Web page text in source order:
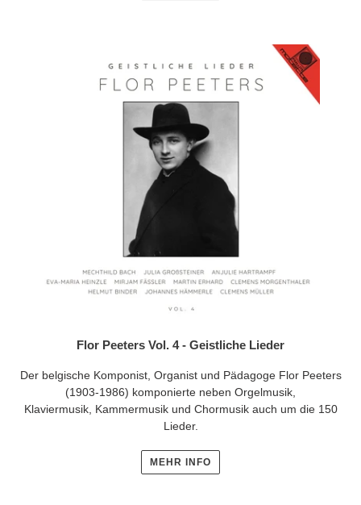
Flor Peeters Vol. 4 - Geistliche Lieder
Der belgische Komponist, Organist und Pädagoge Flor Peeters
(1903-1986) komponierte neben Orgelmusik,
Klaviermusik, Kammermusik und Chormusik auch um die 150
Lieder.
MEHR INFO